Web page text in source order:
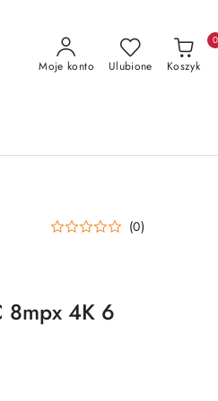
Moje konto Ulubione Koszyk
0
(0)
8mpx 4K 6